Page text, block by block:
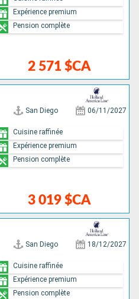
2 571 $CA
Expérience premium
Pension complète
San Diego 06/11/2027
3 019 $CA
Cuisine raffinée
Expérience premium
Pension complète
San Diego 18/12/2027
Cuisine raffinée
Expérience premium
Pension complète